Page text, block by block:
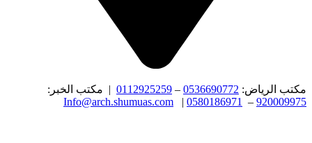
مكتب الرياض: 0536690772
–
0112925259 | مكتب الخبر:
920009975
–
0580186971
|
Info@arch.shumuas.com